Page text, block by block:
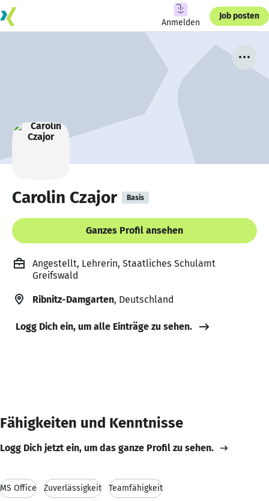
Anmelden
Job posten
Carolin Czajor Basis
Ganzes Profil ansehen
Angestellt, Lehrerin, Staatliches Schulamt
Greifswald
Ribnitz-Damgarten, Deutschland
Logg Dich ein, um alle Einträge zu sehen.
Fähigkeiten und Kenntnisse
Logg Dich jetzt ein, um das ganze Profil zu sehen.
MS Office Zuverlässigkeit Teamfähigkeit